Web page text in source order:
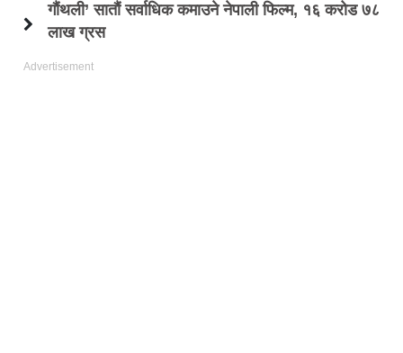
गौंथली’ सातौं सर्वाधिक कमाउने नेपाली फिल्म, १६ करोड ७८
लाख ग्रस